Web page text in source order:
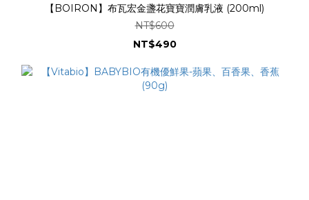
【BOIRON】布瓦宏金盞花寶寶潤膚乳液 (200ml)
NT$600
NT$490